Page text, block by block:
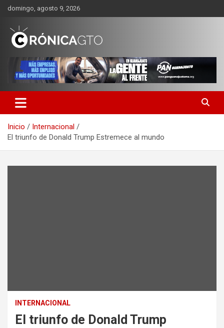
Saltar
contenido
domingo, agosto 9, 2026
CRONICA GUANAJUATO
Inicio
Internacional
El triunfo de Donald Trump Estremece al mundo
INTERNACIONAL
El triunfo de Donald Trump